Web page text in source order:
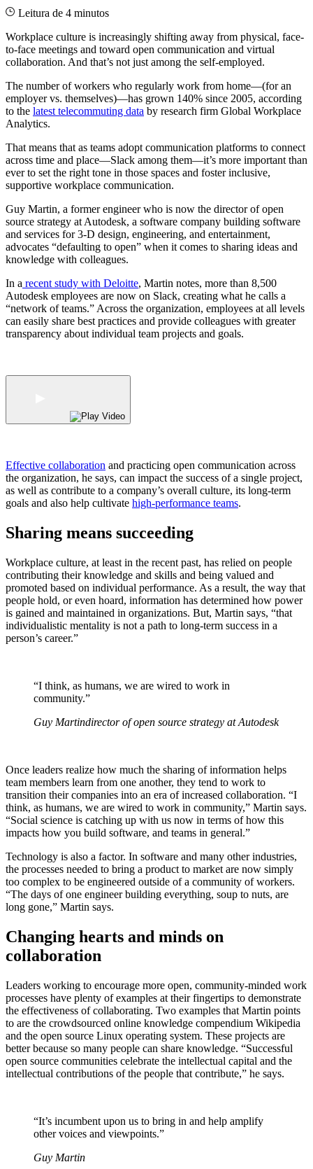
Leitura de 4 minutos
Workplace culture is increasingly shifting away from physical, face-
to-face meetings and toward open communication and virtual
collaboration. And that’s not just among the self-employed.
The number of workers who regularly work from home—(for an
employer vs. themselves)—has grown 140% since 2005, according
to the latest telecommuting data by research firm Global Workplace
Analytics.
That means that as teams adopt communication platforms to connect
across time and place—Slack among them—it’s more important than
ever to set the right tone in those spaces and foster inclusive,
supportive workplace communication.
Guy Martin, a former engineer who is now the director of open
source strategy at Autodesk, a software company building software
and services for 3-D design, engineering, and entertainment,
advocates “defaulting to open” when it comes to sharing ideas and
knowledge with colleagues.
In a recent study with Deloitte, Martin notes, more than 8,500
Autodesk employees are now on Slack, creating what he calls a
“network of teams.” Across the organization, employees at all levels
can easily share best practices and provide colleagues with greater
transparency about individual team projects and goals.
Effective collaboration and practicing open communication across
the organization, he says, can impact the success of a single project,
as well as contribute to a company’s overall culture, its long-term
goals and also help cultivate high-performance teams.
Sharing means succeeding
Workplace culture, at least in the recent past, has relied on people
contributing their knowledge and skills and being valued and
promoted based on individual performance. As a result, the way that
people hold, or even hoard, information has determined how power
is gained and maintained in organizations. But, Martin says, “that
individualistic mentality is not a path to long-term success in a
person’s career.”
“I think, as humans, we are wired to work in
community.”
Guy Martindirector of open source strategy at Autodesk
Once leaders realize how much the sharing of information helps
team members learn from one another, they tend to work to
transition their companies into an era of increased collaboration. “I
think, as humans, we are wired to work in community,” Martin says.
“Social science is catching up with us now in terms of how this
impacts how you build software, and teams in general.”
Technology is also a factor. In software and many other industries,
the processes needed to bring a product to market are now simply
too complex to be engineered outside of a community of workers.
“The days of one engineer building everything, soup to nuts, are
long gone,” Martin says.
Changing hearts and minds on
collaboration
Leaders working to encourage more open, community-minded work
processes have plenty of examples at their fingertips to demonstrate
the effectiveness of collaborating. Two examples that Martin points
to are the crowdsourced online knowledge compendium Wikipedia
and the open source Linux operating system. These projects are
better because so many people can share knowledge. “Successful
open source communities celebrate the intellectual capital and the
intellectual contributions of the people that contribute,” he says.
“It’s incumbent upon us to bring in and help amplify
other voices and viewpoints.”
Guy Martin